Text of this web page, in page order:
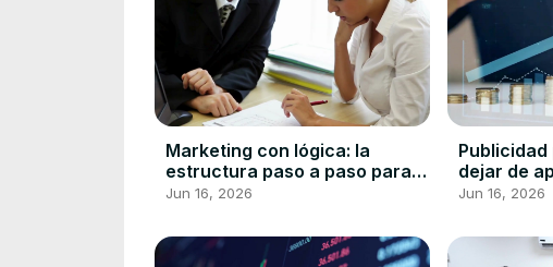
Marketing con lógica: la
estructura paso a paso para
crear ventas ganadoras en tu
Jun 16, 2026
Publicidad
dejar de
cada peso
Jun 16, 2026